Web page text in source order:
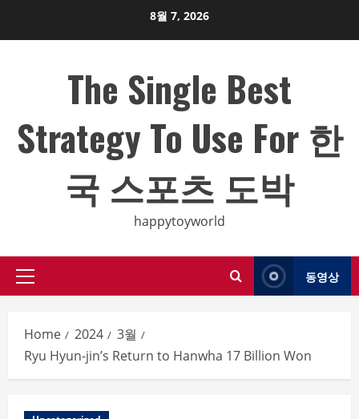
8월 7, 2026
The Single Best
Strategy To Use For 한
국 스포츠 도박
happytoyworld
Primary
동영상
Home 2024
3월
Ryu Hyun-jin’s Return to Hanwha 17 Billion Won